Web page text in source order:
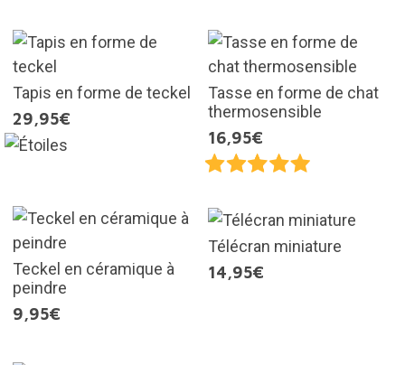
Tapis en forme de teckel
29,95€
Tasse en forme de chat
thermosensible
16,95€
Teckel en céramique à
peindre
9,95€
Télécran miniature
14,95€